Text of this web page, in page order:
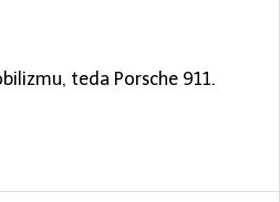
teda Porsche 911.